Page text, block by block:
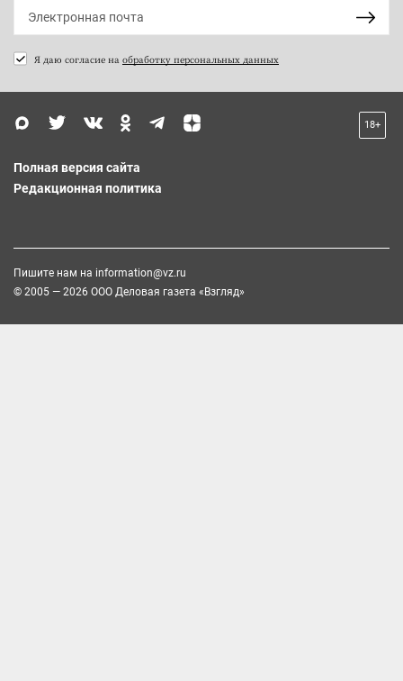
Я даю согласие на обработку персональных данных
18+
Полная версия сайта
Редакционная политика
Пишите нам на information@vz.ru
© 2005 — 2026 ООО Деловая газета «Взгляд»